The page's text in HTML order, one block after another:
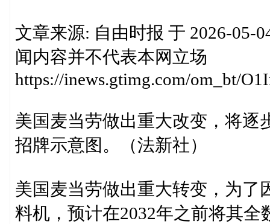
文章来源: 自由时报 于 2026-05-
闻内容并不代表本网立场
https://inews.gtimg.com/om_bt/
美国麦当劳做出重大改变，将逐
招牌示意图。（法新社）
美国麦当劳做出重大转变，为了
料机，预计在2032年之前将其